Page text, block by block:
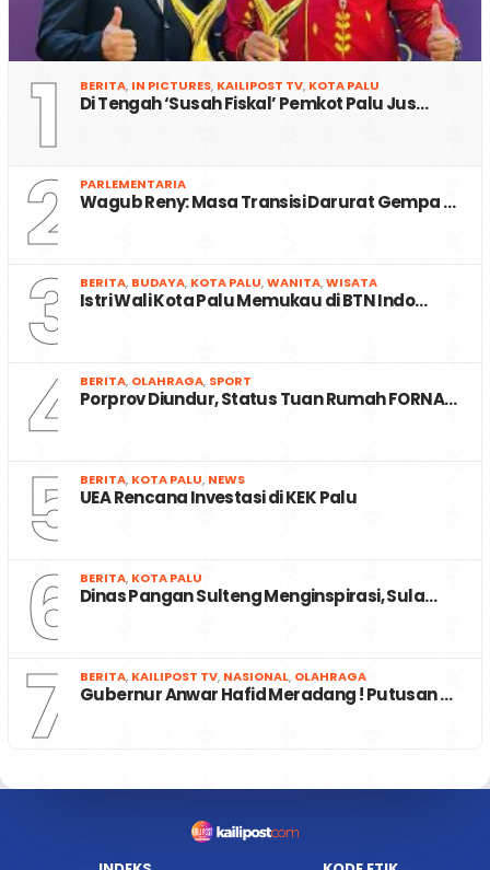
1 BERITA, IN PICTURES, KAILIPOST TV, KOTA PALU
Di Tengah ‘Susah Fiskal’ Pemkot Palu Jus…
2 PARLEMENTARIA
Wagub Reny: Masa Transisi Darurat Gempa …
3 BERITA, BUDAYA, KOTA PALU,WANITA,WISATA
Istri Wali Kota Palu Memukau di BTN Indo…
4 BERITA, OLAHRAGA, SPORT
Porprov Diundur, Status Tuan Rumah FORNA…
5 BERITA, KOTA PALU, NEWS
UEA Rencana Investasi di KEK Palu
6 BERITA, KOTA PALU
Dinas Pangan Sulteng Menginspirasi, Sula…
7 BERITA, KAILIPOST TV, NASIONAL, OLAHRAGA
Gubernur Anwar Hafid Meradang ! Putusan …